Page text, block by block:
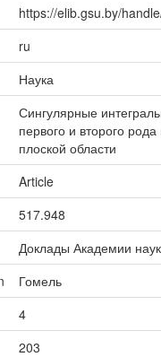
https://elib.gsu.by/
ru
Наука
Сингулярные
первого и второго
плоской области
Article
517.948
Доклады Академии
Гомель
4
203